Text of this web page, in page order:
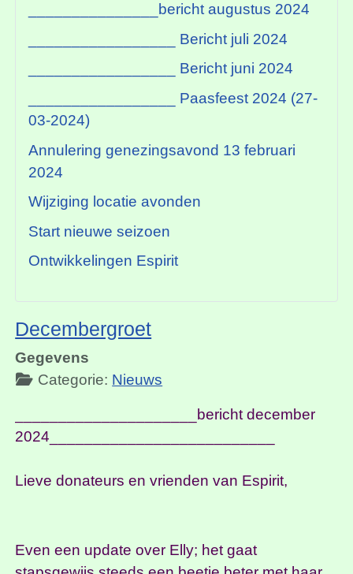
_______________bericht augustus 2024
_________________ Bericht juli 2024
_________________ Bericht juni 2024
_________________ Paasfeest 2024 (27-
03-2024)
Annulering genezingsavond 13 februari
2024
Wijziging locatie avonden
Start nieuwe seizoen
Ontwikkelingen Espirit
Decembergroet
Gegevens
Categorie: Nieuws
_____________________bericht december
2024__________________________
Lieve donateurs en vrienden van Espirit,
Even een update over Elly; het gaat